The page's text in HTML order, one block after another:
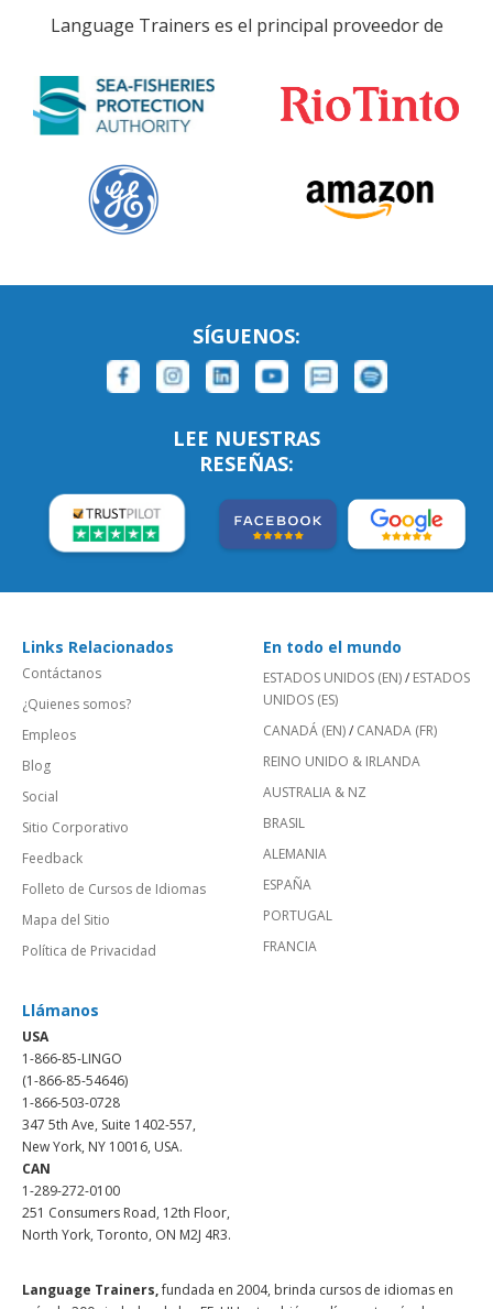
Language Trainers es el principal proveedor de
SÍGUENOS:
LEE NUESTRAS
RESEÑAS:
Links Relacionados
Contáctanos
¿Quienes somos?
Empleos
Blog
Social
Sitio Corporativo
Feedback
Folleto de Cursos de Idiomas
Mapa del Sitio
Política de Privacidad
En todo el mundo
ESTADOS UNIDOS (EN)/ ESTADOS
UNIDOS (ES)
CANADÁ (EN)/ CANADA (FR)
REINO UNIDO & IRLANDA
AUSTRALIA & NZ
BRASIL
ALEMANIA
ESPAÑA
PORTUGAL
FRANCIA
Llámanos
USA
1-866-85-LINGO
(1-866-85-54646)
1-866-503-0728
347 5th Ave, Suite 1402-557,
New York, NY 10016, USA.
CAN
1-289-272-0100
251 Consumers Road, 12th Floor,
North York, Toronto, ON M2J 4R3.
Language Trainers,fundada en 2004, brinda cursos de idiomas en